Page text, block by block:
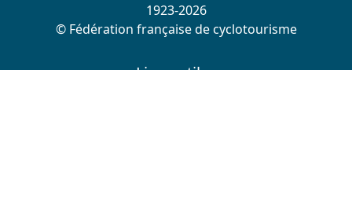
1923-2026
© Fédération française de cyclotourisme
Liens utiles